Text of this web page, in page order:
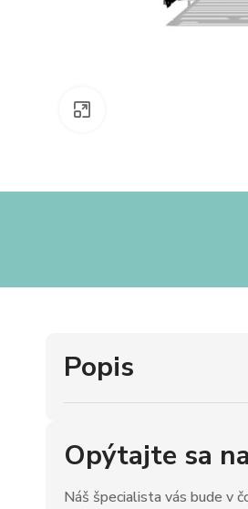
Popis
Opýtajte sa
Náš špecialista vás bude v